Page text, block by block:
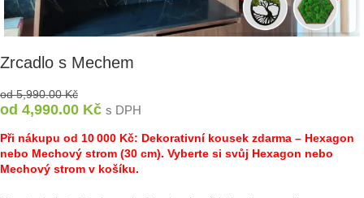
Zrcadlo s Mechem
od5,990.00Kč
od 4,990.00 Kč s DPH
Při nákupu od 10 000 Kč: Dekorativní kousek zdarma – Hexagon
nebo Mechový strom (30 cm). Vyberte si svůj Hexagon nebo
Mechový strom v košíku.